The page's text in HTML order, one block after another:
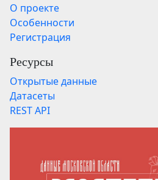
О проекте
Особенности
Регистрация
Ресурсы
Открытые данные
Датасеты
REST API